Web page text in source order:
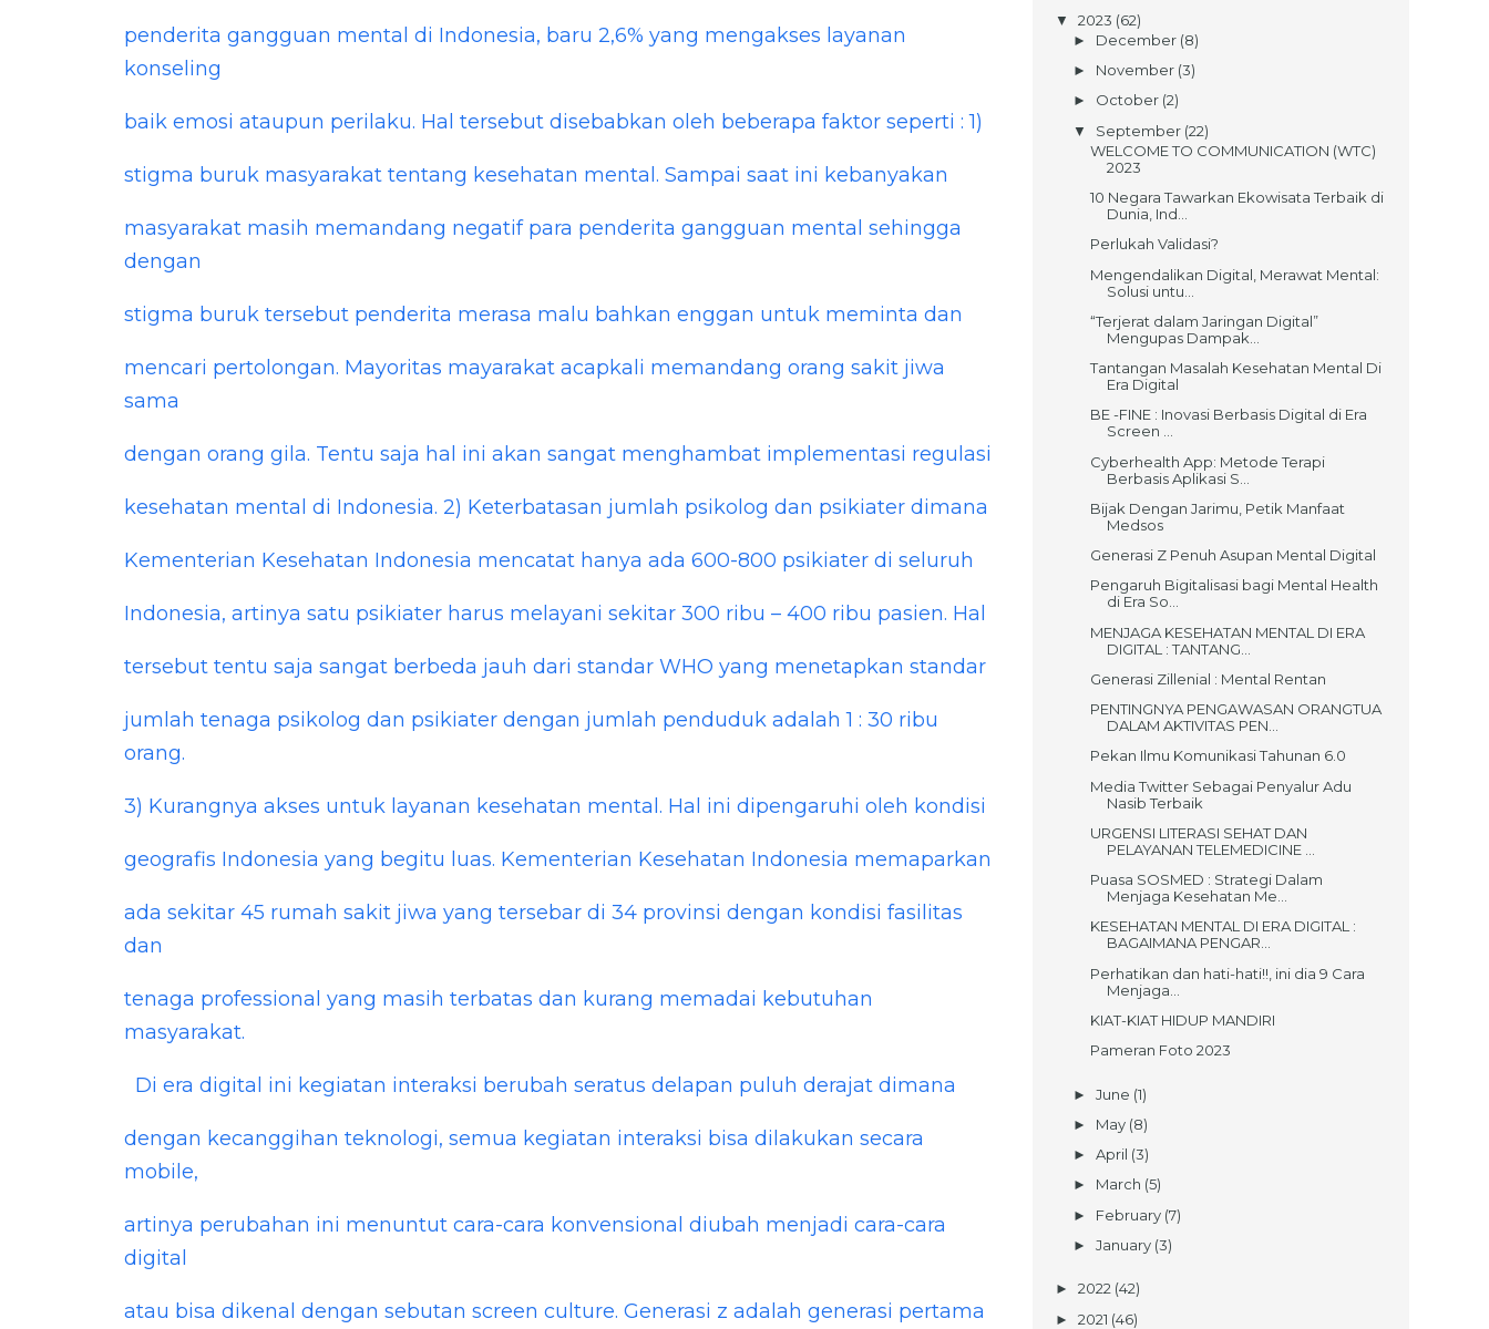
penderita gangguan mental di Indonesia, baru 2,6% yang mengakses layanan
konseling
baik emosi ataupun perilaku. Hal tersebut disebabkan oleh beberapa faktor seperti : 1)
stigma buruk masyarakat tentang kesehatan mental. Sampai saat ini kebanyakan
masyarakat masih memandang negatif para penderita gangguan mental sehingga
dengan
stigma buruk tersebut penderita merasa malu bahkan enggan untuk meminta dan
mencari pertolongan. Mayoritas mayarakat acapkali memandang orang sakit jiwa
sama
dengan orang gila. Tentu saja hal ini akan sangat menghambat implementasi regulasi
kesehatan mental di Indonesia. 2) Keterbatasan jumlah psikolog dan psikiater dimana
Kementerian Kesehatan Indonesia mencatat hanya ada 600-800 psikiater di seluruh
Indonesia, artinya satu psikiater harus melayani sekitar 300 ribu – 400 ribu pasien. Hal
tersebut tentu saja sangat berbeda jauh dari standar WHO yang menetapkan standar
jumlah tenaga psikolog dan psikiater dengan jumlah penduduk adalah 1 : 30 ribu
orang.
3) Kurangnya akses untuk layanan kesehatan mental. Hal ini dipengaruhi oleh kondisi
geografis Indonesia yang begitu luas. Kementerian Kesehatan Indonesia memaparkan
ada sekitar 45 rumah sakit jiwa yang tersebar di 34 provinsi dengan kondisi fasilitas
dan
tenaga professional yang masih terbatas dan kurang memadai kebutuhan
masyarakat.
Di era digital ini kegiatan interaksi berubah seratus delapan puluh derajat dimana
dengan kecanggihan teknologi, semua kegiatan interaksi bisa dilakukan secara
mobile,
artinya perubahan ini menuntut cara-cara konvensional diubah menjadi cara-cara
digital
atau bisa dikenal dengan sebutan screen culture. Generasi z adalah generasi pertama
▼ 2023 (62)
► December (8)
► November (3)
► October (2)
▼ September (22)
WELCOME TO COMMUNICATION (WTC)
2023
10 Negara Tawarkan Ekowisata Terbaik di
Dunia, Ind...
Perlukah Validasi?
Mengendalikan Digital, Merawat Mental:
Solusi untu...
“Terjerat dalam Jaringan Digital”
Mengupas Dampak...
Tantangan Masalah Kesehatan Mental Di
Era Digital
BE -FINE : Inovasi Berbasis Digital di Era
Screen ...
Cyberhealth App: Metode Terapi
Berbasis Aplikasi S...
Bijak Dengan Jarimu, Petik Manfaat
Medsos
Generasi Z Penuh Asupan Mental Digital
Pengaruh Bigitalisasi bagi Mental Health
di Era So...
MENJAGA KESEHATAN MENTAL DI ERA
DIGITAL : TANTANG...
Generasi Zillenial : Mental Rentan
PENTINGNYA PENGAWASAN ORANGTUA
DALAM AKTIVITAS PEN...
Pekan Ilmu Komunikasi Tahunan 6.0
Media Twitter Sebagai Penyalur Adu
Nasib Terbaik
URGENSI LITERASI SEHAT DAN
PELAYANAN TELEMEDICINE ...
Puasa SOSMED : Strategi Dalam
Menjaga Kesehatan Me...
KESEHATAN MENTAL DI ERA DIGITAL :
BAGAIMANA PENGAR...
Perhatikan dan hati-hati!!, ini dia 9 Cara
Menjaga...
KIAT-KIAT HIDUP MANDIRI
Pameran Foto 2023
► June (1)
► May (8)
► April (3)
► March (5)
► February (7)
► January (3)
► 2022 (42)
► 2021 (46)